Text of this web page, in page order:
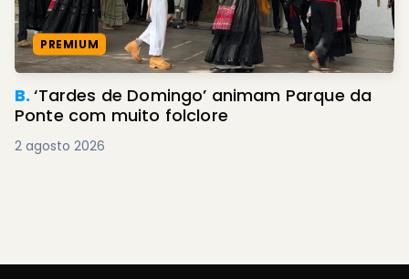
PREMIUM
B.‘Tardes de Domingo’ animam Parque da
Ponte com muito folclore
2 agosto 2026